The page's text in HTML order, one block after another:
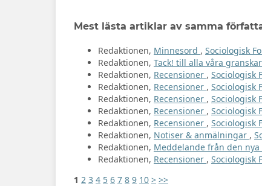
Mest lästa artiklar av samma
Redaktionen, Minnesord , Sociologisk
Redaktionen, Tack! till alla våra
Redaktionen, Recensioner , Sociologisk
Redaktionen, Recensioner , Sociologisk
Redaktionen, Recensioner , Sociologisk
Redaktionen, Recensioner , Sociologisk
Redaktionen, Recensioner , Sociologisk
Redaktionen, Notiser & anmälningar ,
Redaktionen, Meddelande från den
Redaktionen, Recensioner , Sociologisk
1 2 3 4 5 6 7 8 9 10 > >>